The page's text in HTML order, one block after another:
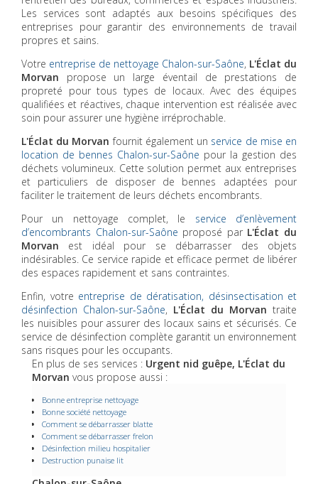
Les services sont adaptés aux besoins spécifiques des
entreprises pour garantir des environnements de travail
propres et sains.
Votre entreprise de nettoyage Chalon-sur-Saône, L'Éclat du
Morvan propose un large éventail de prestations de
propreté pour tous types de locaux. Avec des équipes
qualifiées et réactives, chaque intervention est réalisée avec
soin pour assurer une hygiène irréprochable.
L'Éclat du Morvan fournit également un service de mise en
location de bennes Chalon-sur-Saône pour la gestion des
déchets volumineux. Cette solution permet aux entreprises
et particuliers de disposer de bennes adaptées pour
faciliter le traitement de leurs déchets encombrants.
Pour un nettoyage complet, le service d’enlèvement
d’encombrants Chalon-sur-Saône proposé par L'Éclat du
Morvan est idéal pour se débarrasser des objets
indésirables. Ce service rapide et efficace permet de libérer
des espaces rapidement et sans contraintes.
Enfin, votre entreprise de dératisation, désinsectisation et
désinfection Chalon-sur-Saône, L'Éclat du Morvan traite
les nuisibles pour assurer des locaux sains et sécurisés. Ce
service de désinfection complète garantit un environnement
sans risques pour les occupants.
En plus de ses services : Urgent nid guêpe, L'Éclat du
Morvan vous propose aussi :
Bonne entreprise nettoyage
Bonne société nettoyage
Comment se débarrasser blatte
Comment se débarrasser frelon
Désinfection milieu hospitalier
Destruction punaise lit